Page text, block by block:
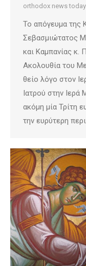
orthodox news today
Το απόγευμα της
Σεβασμιώτατος
και Καμπανίας κ.
Ακολουθία του
θείο λόγο στον
Ιατρού στην
ακόμη μία Τρίτη
την ευρύτερη